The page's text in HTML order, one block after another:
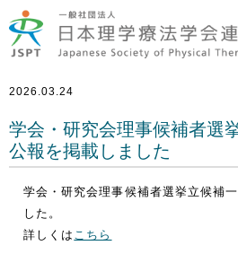
2026.03.24
学会・研究会理事候補者選
公報を掲載しました
学会・研究会理事候補者選挙立候補
した。
詳しくは こちら